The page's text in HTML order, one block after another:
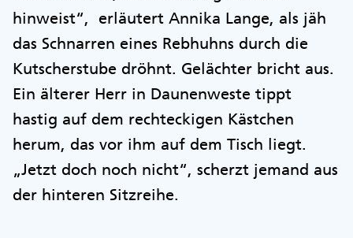
hinweist“, erläutert Annika Lange, als jäh
das Schnarren eines Rebhuhns durch die
Kutscherstube dröhnt. Gelächter bricht aus.
Ein älterer Herr in Daunenweste tippt
hastig auf dem rechteckigen Kästchen
herum, das vor ihm auf dem Tisch liegt.
„Jetzt doch noch nicht“, scherzt jemand aus
der hinteren Sitzreihe.